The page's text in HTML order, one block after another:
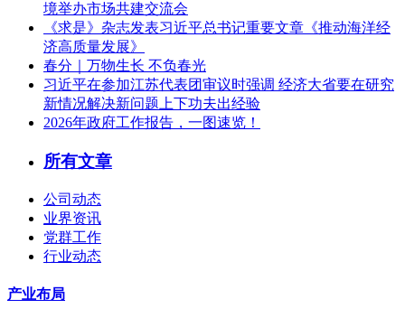
境举办市场共建交流会
《求是》杂志发表习近平总书记重要文章《推动海洋经
济高质量发展》
春分｜万物生长 不负春光
习近平在参加江苏代表团审议时强调 经济大省要在研究
新情况解决新问题上下功夫出经验
2026年政府工作报告，一图速览！
所有文章
公司动态
业界资讯
党群工作
行业动态
产业布局